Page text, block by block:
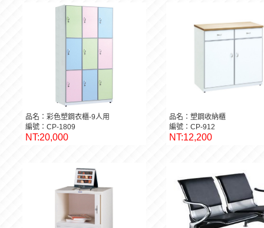
品名：彩色塑鋼衣櫃-9人用
編號：CP-1809
NT:20,000
品名：塑鋼收納櫃
編號：CP-912
NT:12,200